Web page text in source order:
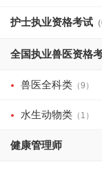
护士执业资格考试
全国执业兽医资格
兽医全科类 （9）
水生动物类 （1）
健康管理师